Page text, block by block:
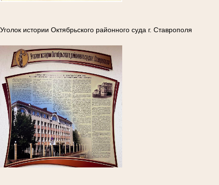
Уголок истории Октябрьского районного суда г. Ставрополя